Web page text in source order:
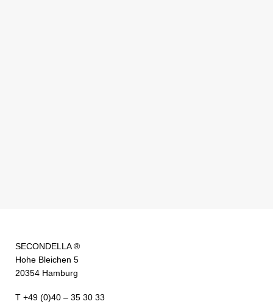
SECONDELLA ®
Hohe Bleichen 5
20354 Hamburg
T +49 (0)40 – 35 30 33